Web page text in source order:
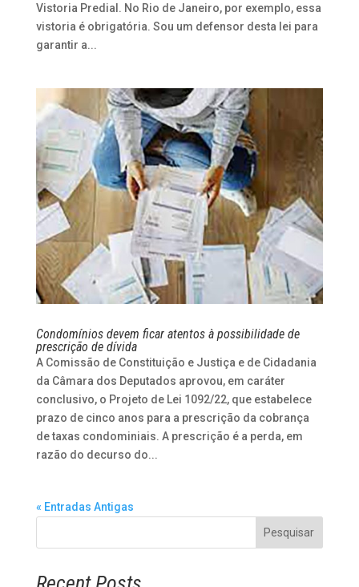
Vistoria Predial. No Rio de Janeiro, por exemplo, essa
vistoria é obrigatória. Sou um defensor desta lei para
garantir a...
Condomínios devem ficar atentos à possibilidade de
prescrição de dívida
A Comissão de Constituição e Justiça e de Cidadania
da Câmara dos Deputados aprovou, em caráter
conclusivo, o Projeto de Lei 1092/22, que estabelece
prazo de cinco anos para a prescrição da cobrança
de taxas condominiais. A prescrição é a perda, em
razão do decurso do...
« Entradas Antigas
Pesquisar